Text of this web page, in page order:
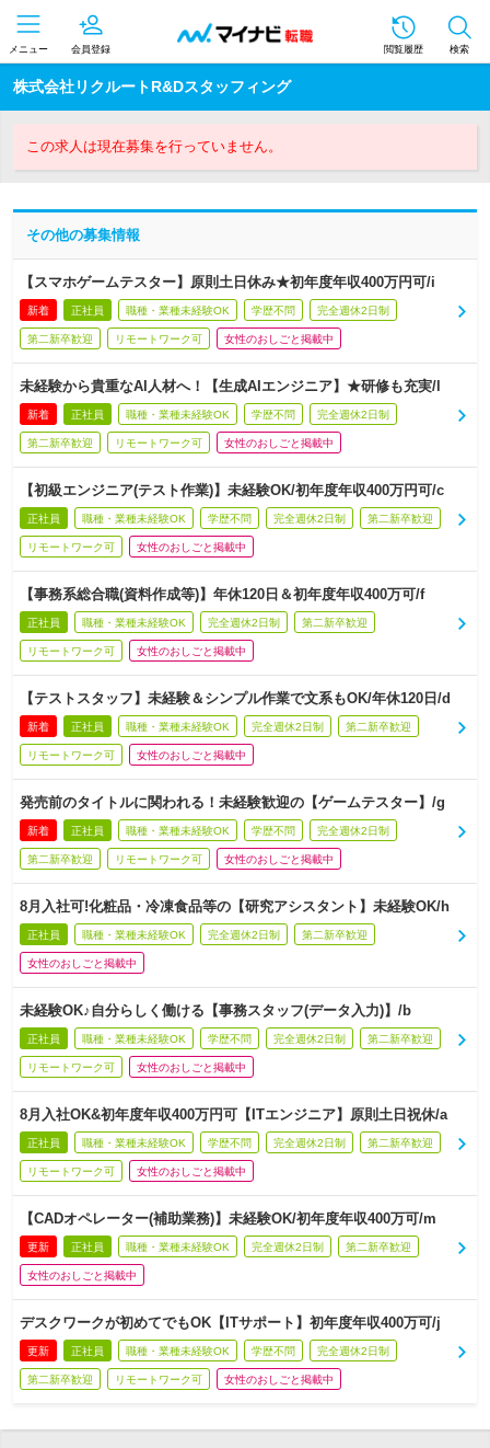
メニュー 会員登録 閲覧履歴 検索
株式会社リクルートR&Dスタッフィング
この求人は現在募集を行っていません。
その他の募集情報
【スマホゲームテスター】原則土日休み★初年度年収400万円可/i
新着 正社員 職種・業種未経験OK 学歴不問 完全週休2日制
第二新卒歓迎 リモートワーク可 女性のおしごと掲載中
未経験から貴重なAI人材へ！【生成AIエンジニア】★研修も充実/l
新着 正社員 職種・業種未経験OK 学歴不問 完全週休2日制
第二新卒歓迎 リモートワーク可 女性のおしごと掲載中
【初級エンジニア(テスト作業)】未経験OK/初年度年収400万円可/c
正社員 職種・業種未経験OK 学歴不問 完全週休2日制 第二新卒歓迎
リモートワーク可 女性のおしごと掲載中
【事務系総合職(資料作成等)】年休120日＆初年度年収400万可/f
正社員 職種・業種未経験OK 完全週休2日制 第二新卒歓迎
リモートワーク可 女性のおしごと掲載中
【テストスタッフ】未経験＆シンプル作業で文系もOK/年休120日/d
新着 正社員 職種・業種未経験OK 完全週休2日制 第二新卒歓迎
リモートワーク可 女性のおしごと掲載中
発売前のタイトルに関われる！未経験歓迎の【ゲームテスター】/g
新着 正社員 職種・業種未経験OK 学歴不問 完全週休2日制
第二新卒歓迎 リモートワーク可 女性のおしごと掲載中
8月入社可!化粧品・冷凍食品等の【研究アシスタント】未経験OK/h
正社員 職種・業種未経験OK 完全週休2日制 第二新卒歓迎
女性のおしごと掲載中
未経験OK♪自分らしく働ける【事務スタッフ(データ入力)】/b
正社員 職種・業種未経験OK 学歴不問 完全週休2日制 第二新卒歓迎
リモートワーク可 女性のおしごと掲載中
8月入社OK&初年度年収400万円可【ITエンジニア】原則土日祝休/a
正社員 職種・業種未経験OK 学歴不問 完全週休2日制 第二新卒歓迎
リモートワーク可 女性のおしごと掲載中
【CADオペレーター(補助業務)】未経験OK/初年度年収400万可/m
更新 正社員 職種・業種未経験OK 完全週休2日制 第二新卒歓迎
女性のおしごと掲載中
デスクワークが初めてでもOK【ITサポート】初年度年収400万可/j
更新 正社員 職種・業種未経験OK 学歴不問 完全週休2日制
第二新卒歓迎 リモートワーク可 女性のおしごと掲載中